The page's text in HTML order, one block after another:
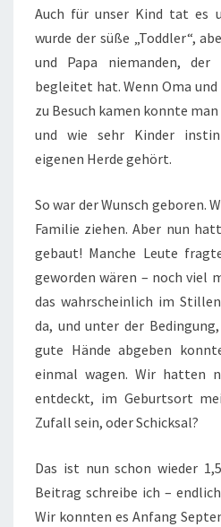
Auch für unser Kind tat es
wurde der süße „Toddler“,
und Papa niemanden, der
begleitet hat. Wenn Oma
zu Besuch kamen konnte
und wie sehr Kinder
eigenen Herde gehört.
So war der Wunsch geboren.
Familie ziehen. Aber nun
gebaut! Manche Leute
geworden wären – noch viel
das wahrscheinlich im
da, und unter der
gute Hände abgeben
einmal wagen. Wir hatten
entdeckt, im Geburtsort
Zufall sein, oder Schicksal?
Das ist nun schon wieder
Beitrag schreibe ich –
Wir konnten es Anfang